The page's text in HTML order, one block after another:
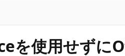
を使用せずに